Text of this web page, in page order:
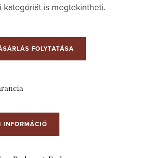
kategóriát is megtekintheti.
FOLYTATÁSA
INFORMÁCIÓ